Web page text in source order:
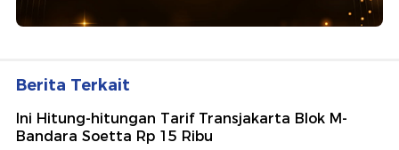
Berita Terkait
Ini Hitung-hitungan Tarif Transjakarta Blok M-
Bandara Soetta Rp 15 Ribu